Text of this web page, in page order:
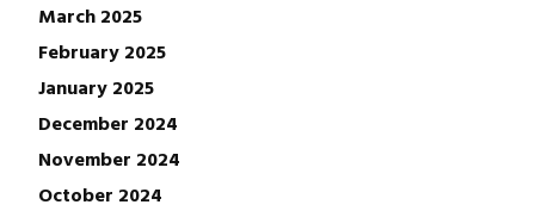
March 2025
February 2025
January 2025
December 2024
November 2024
October 2024